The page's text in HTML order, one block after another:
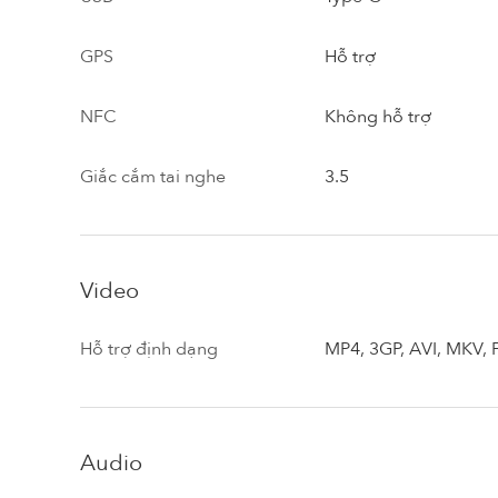
GPS Hỗ trợ
NFC Không hỗ trợ
Giắc cắm tai nghe 3.5
Video
Hỗ trợ định dạng MP4, 3GP, AVI, MKV,
Audio